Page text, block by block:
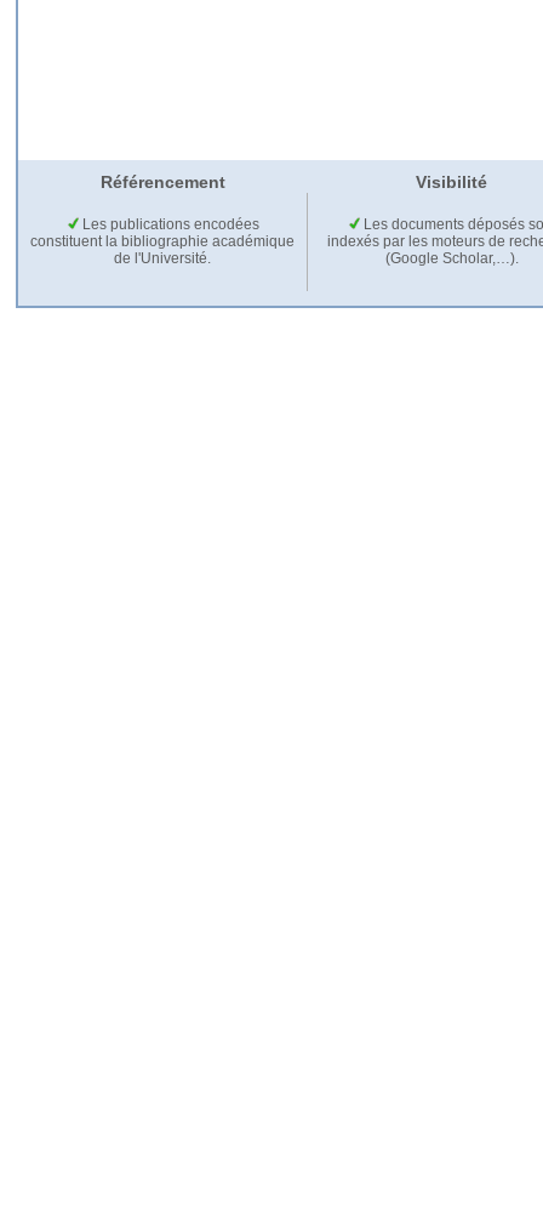
Référencement Visibilité
Les publications encodées
constituent la bibliographie académique
de l'Université.
Les documents déposés
indexés par les moteurs de
(Google Scholar,…).